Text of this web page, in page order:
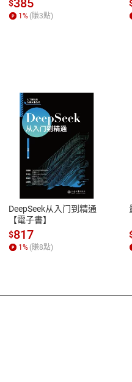
性
參
客服資訊
服務時間：週一到週
13:00-17:00 (國定假
客服電話：0080-
何形塑人類生活【電子
書】
$385
1% (賺3點)
DeepSeek从入门到精通
【電子書】
$817
1% (賺8點)